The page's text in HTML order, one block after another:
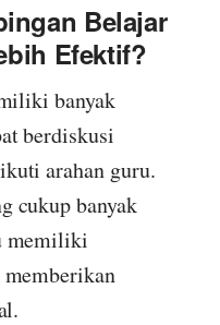
Belajar
Efektif?
banyak
berdiskusi
arahan guru.
cukup banyak
memiliki